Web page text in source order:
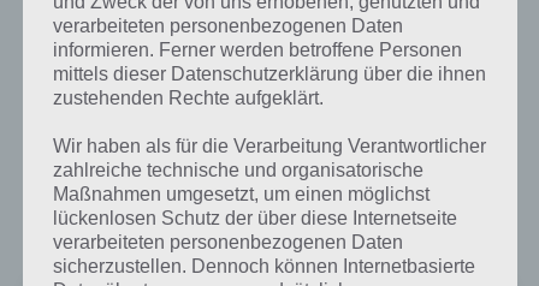
Nach einiger Zeit ist nun mal wieder ein Endless Runner im 2D-Stil
erschienen. In Lastronaut spielt ihr dabei mit zwei Fingern. Mit Tap
auf den linken Bildschirmbereich könnt ihr springen, tippt ihr rechts
schießt ihr. Euer Ziel ist es dabei möglichst weit zu kommen und
Die App Lastronaut gibt es jedoch bisher nur für iPhone, iPad und
iPod touch. Im Google Play Store konnten wir das Spiel bisher noch
nicht entdecken.
verarbeiteten personenbezogenen Daten
informieren. Ferner werden betroffene Personen
mittels dieser Datenschutzerklärung über die ihnen
zustehenden Rechte aufgeklärt.
Wir haben als für die Verarbeitung Verantwortlicher
zahlreiche technische und organisatorische
Maßnahmen umgesetzt, um einen möglichst
lückenlosen Schutz der über diese Internetseite
verarbeiteten personenbezogenen Daten
sicherzustellen. Dennoch können Internetbasierte